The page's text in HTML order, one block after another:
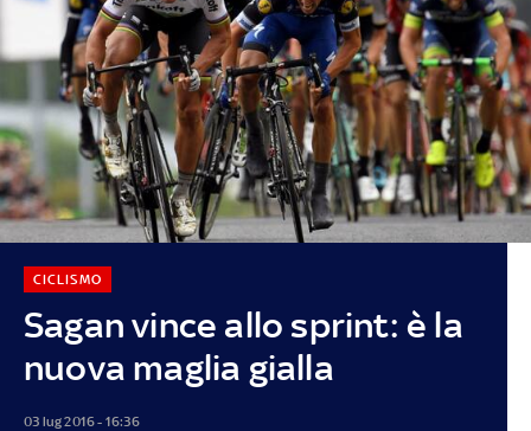
Sagan vince allo sprint: è la
nuova maglia gialla
CICLISMO
03 lug 2016 - 16:36